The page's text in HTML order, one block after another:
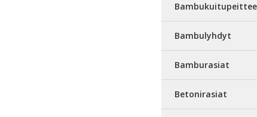
Bambulyhdyt
Bamburasiat
Betonirasiat